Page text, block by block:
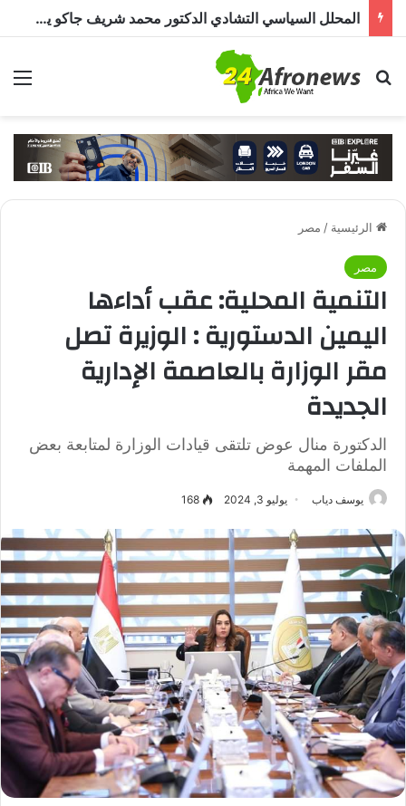
بحث عن
الرئيسية / مصر
مصر
التنمية المحلية: عقب أداءها
اليمين الدستورية : الوزيرة تصل
مقر الوزارة بالعاصمة الإدارية
الجديدة
الدكتورة منال عوض تلتقى قيادات الوزارة لمتابعة بعض
الملفات المهمة
يوسف دياب يوليو 3, 2024 168